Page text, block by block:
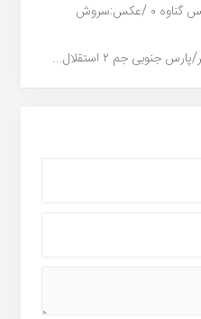
جندی شاپور دزفول ۰ پرسپولیس گناوه ۰ /عکس:سروش
جم ۲ استقلال...